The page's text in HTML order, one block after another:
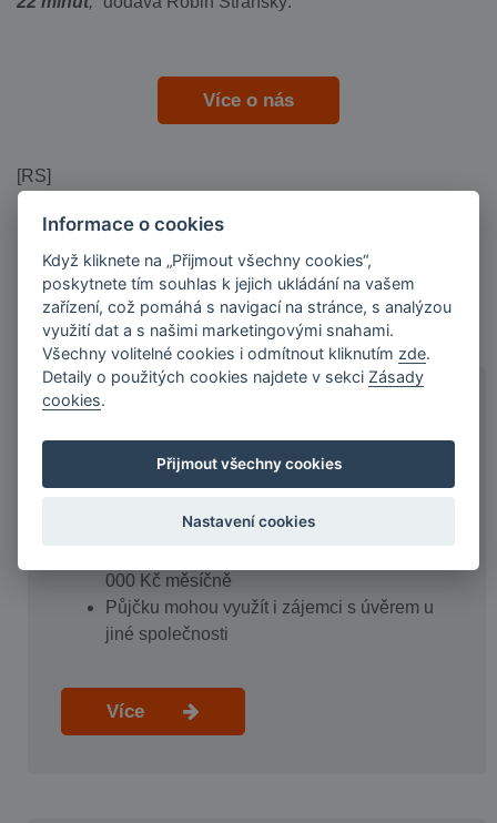
Více o nás
[RS]
KDO MŮŽE O ÚVĚR ZAŽÁDAT
Zaměstnanec
000 Kč měsíčně
Půjčku mohou využít i zájemci s úvěrem u
jiné společnosti
Více
Informace o cookies
Když kliknete na „Přijmout všechny cookies“,
poskytnete tím souhlas k jejich ukládání na vašem
zařízení, což pomáhá s navigací na stránce, s analýzou
využití dat a s našimi marketingovými snahami.
Všechny volitelné cookies i odmítnout kliknutím zde.
Detaily o použitých cookies najdete v sekci Zásady
cookies.
Přijmout všechny cookies
Nastavení cookies